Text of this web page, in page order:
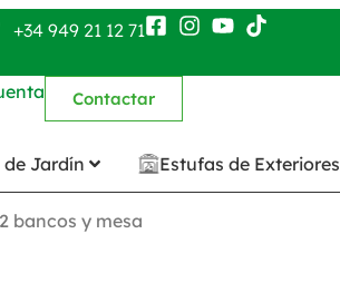
+34 949 21 12 71
Contactar
Jardín Estufas de Exteriores
bancos y mesa